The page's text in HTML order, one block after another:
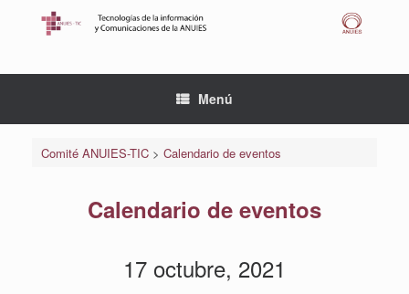
Menú
Comité ANUIES-TIC> Calendario de eventos
Calendario de eventos
17 octubre, 2021